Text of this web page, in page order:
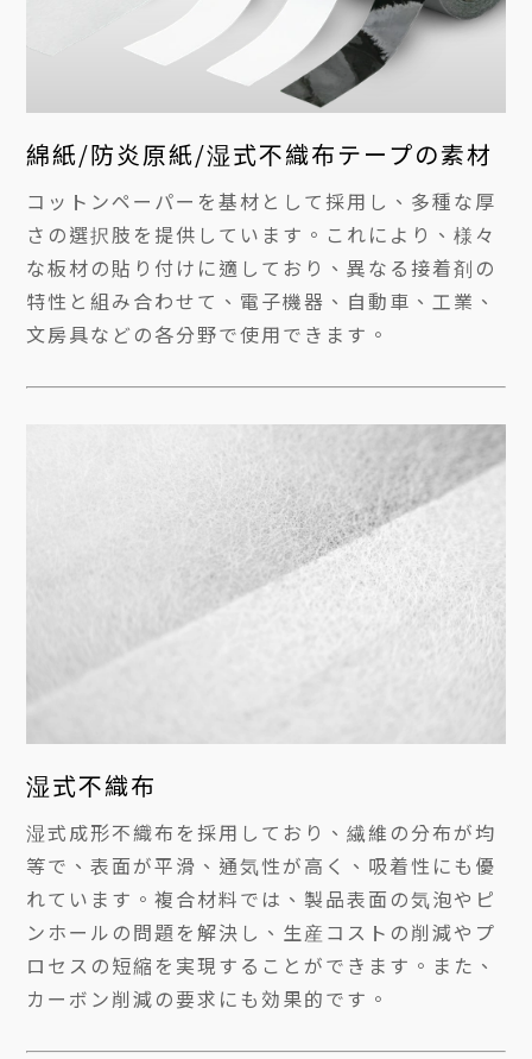
綿紙/防炎原紙/湿式不織布テープの素材
コットンペーパーを基材として採用し、多種な厚
さの選択肢を提供しています。これにより、様々
な板材の貼り付けに適しており、異なる接着剤の
特性と組み合わせて、電子機器、自動車、工業、
文房具などの各分野で使用できます。
湿式不織布
湿式成形不織布を採用しており、繊維の分布が均
等で、表面が平滑、通気性が高く、吸着性にも優
れています。複合材料では、製品表面の気泡やピ
ンホールの問題を解決し、生産コストの削減やプ
ロセスの短縮を実現することができます。また、
カーボン削減の要求にも効果的です。